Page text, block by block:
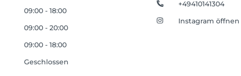
09:00 - 18:00
09:00 - 20:00
09:00 - 18:00
Geschlossen
+49410141304
Instagram öffnen